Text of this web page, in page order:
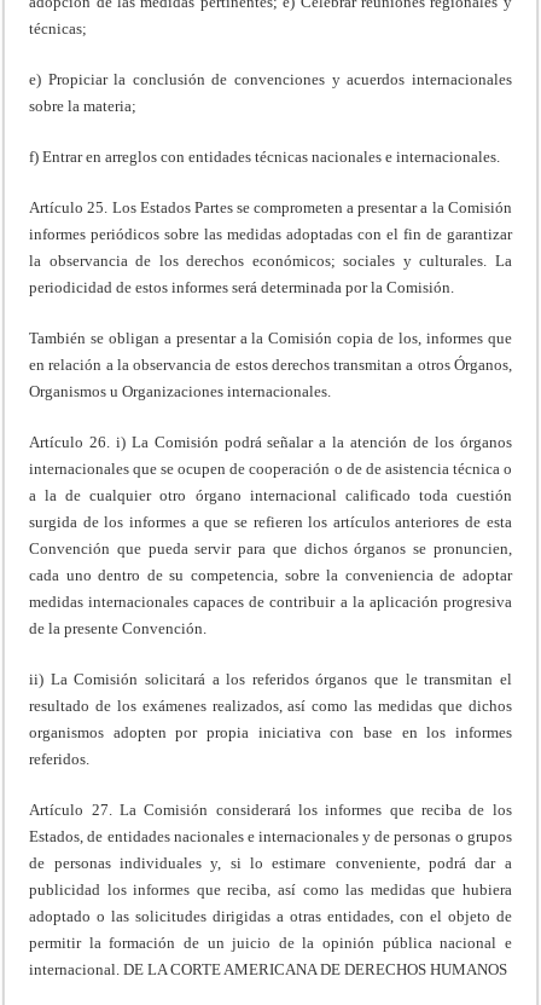
técnicas;
e) Propiciar la conclusión de convenciones y acuerdos internacionales
sobre la materia;
f) Entrar en arreglos con entidades técnicas nacionales e internacionales.
Artículo 25. Los Estados Partes se comprometen a presentar a la Comisión
informes periódicos sobre las medidas adoptadas con el fin de garantizar
la observancia de los derechos económicos; sociales y culturales. La
periodicidad de estos informes será determinada por la Comisión.
También se obligan a presentar a la Comisión copia de los, informes que
en relación a la observancia de estos derechos transmitan a otros Órganos,
Organismos u Organizaciones internacionales.
Artículo 26. i) La Comisión podrá señalar a la atención de los órganos
internacionales que se ocupen de cooperación o de de asistencia técnica o
a la de cualquier otro órgano internacional calificado toda cuestión
surgida de los informes a que se refieren los artículos anteriores de esta
Convención que pueda servir para que dichos órganos se pronuncien,
cada uno dentro de su competencia, sobre la conveniencia de adoptar
medidas internacionales capaces de contribuir a la aplicación progresiva
de la presente Convención.
ii) La Comisión solicitará a los referidos órganos que le transmitan el
resultado de los exámenes realizados, así como las medidas que dichos
organismos adopten por propia iniciativa con base en los informes
referidos.
Artículo 27. La Comisión considerará los informes que reciba de los
Estados, de entidades nacionales e internacionales y de personas o grupos
de personas individuales y, si lo estimare conveniente, podrá dar a
publicidad los informes que reciba, así como las medidas que hubiera
adoptado o las solicitudes dirigidas a otras entidades, con el objeto de
permitir la formación de un juicio de la opinión pública nacional e
internacional. DE LA CORTE AMERICANA DE DERECHOS HUMANOS